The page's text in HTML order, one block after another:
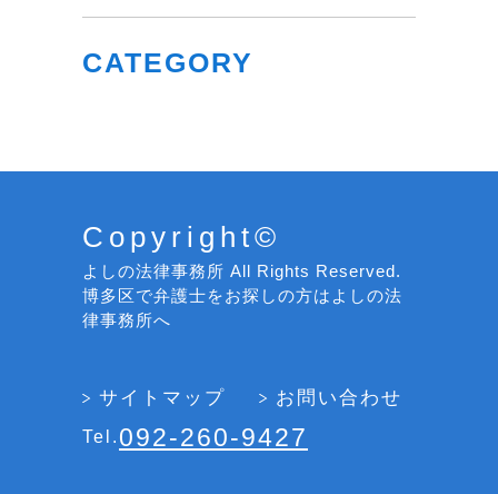
CATEGORY
Copyright©
よしの法律事務所 All Rights Reserved.
博多区で弁護士をお探しの方はよしの法
律事務所へ
サイトマップ お問い合わせ
Tel. 092-260-9427